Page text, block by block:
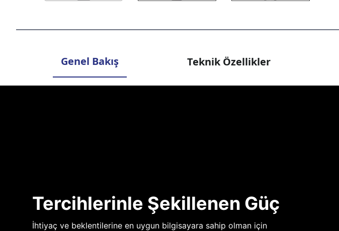
Genel Bakış Teknik Özellikler
Tercihlerinle Şekillenen Güç
İhtiyaç ve beklentilerine en uygun bilgisayara sahip olman için